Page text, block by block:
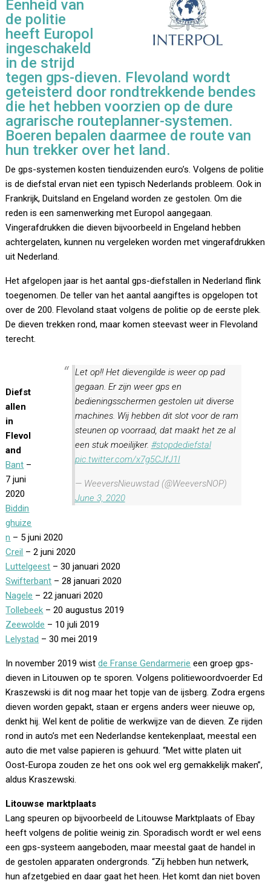
Eenheid van
de politie
heeft Europol
ingeschakeld
in de strijd
tegen gps-dieven. Flevoland wordt
geteisterd door rondtrekkende bendes
die het hebben voorzien op de dure
agrarische routeplanner-systemen.
Boeren bepalen daarmee de route van
hun trekker over het land.
De gps-systemen kosten tienduizenden euro’s. Volgens de politie
is de diefstal ervan niet een typisch Nederlands probleem. Ook in
Frankrijk, Duitsland en Engeland worden ze gestolen. Om die
reden is een samenwerking met Europol aangegaan.
Vingerafdrukken die dieven bijvoorbeeld in Engeland hebben
achtergelaten, kunnen nu vergeleken worden met vingerafdrukken
uit Nederland.
Het afgelopen jaar is het aantal gps-diefstallen in Nederland flink
toegenomen. De teller van het aantal aangiftes is opgelopen tot
over de 200. Flevoland staat volgens de politie op de eerste plek.
De dieven trekken rond, maar komen steevast weer in Flevoland
terecht.
Let op!! Het dievengilde is weer op pad
gegaan. Er zijn weer gps en
bedieningsschermen gestolen uit diverse
machines. Wij hebben dit slot voor de ram
steunen op voorraad, dat maakt het ze al
een stuk moeilijker. #stopdediefstal
pic.twitter.com/x7g5CJfJ1I
— WeeversNieuwstad (@WeeversNOP)
June 3, 2020
Diefst
allen
in
Flevol
and
Bant –
7 juni
2020
Biddin
ghuize
n – 5 juni 2020
Creil – 2 juni 2020
Luttelgeest – 30 januari 2020
Swifterbant – 28 januari 2020
Nagele – 22 januari 2020
Tollebeek – 20 augustus 2019
Zeewolde – 10 juli 2019
Lelystad – 30 mei 2019
In november 2019 wistde Franse Gendarmerie een groep gps-
dieven in Litouwen op te sporen. Volgens politiewoordvoerder Ed
Kraszewski is dit nog maar het topje van de ijsberg. Zodra ergens
dieven worden gepakt, staan er ergens anders weer nieuwe op,
denkt hij. Wel kent de politie de werkwijze van de dieven. Ze rijden
rond in auto’s met een Nederlandse kentekenplaat, meestal een
auto die met valse papieren is gehuurd. “Met witte platen uit
Oost-Europa zouden ze het ons ook wel erg gemakkelijk maken”,
aldus Kraszewski.
Litouwse marktplaats
Lang speuren op bijvoorbeeld de Litouwse Marktplaats of Ebay
heeft volgens de politie weinig zin. Sporadisch wordt er wel eens
een gps-systeem aangeboden, maar meestal gaat de handel in
de gestolen apparaten ondergronds. “Zij hebben hun netwerk,
hun afzetgebied en daar gaat het heen. Het komt dan niet boven